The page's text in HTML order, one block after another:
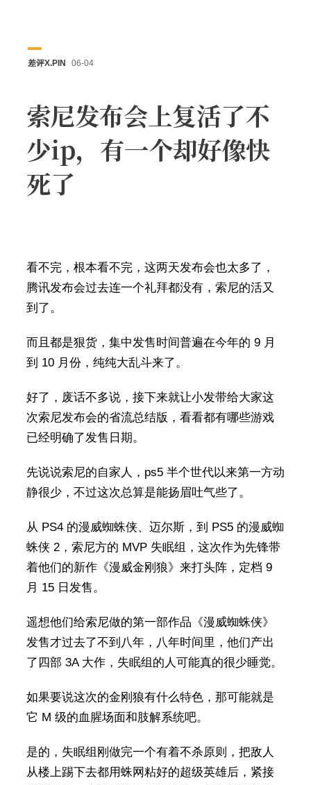
差评X.PIN 06-04
索尼发布会上复活了不
少ip，有一个却好像快
死了
看不完，根本看不完，这两天发布会也太多了，
腾讯发布会过去连一个礼拜都没有，索尼的活又
到了。
而且都是狠货，集中发售时间普遍在今年的 9 月
到 10 月份，纯纯大乱斗来了。
好了，废话不多说，接下来就让小发带给大家这
次索尼发布会的省流总结版，看看都有哪些游戏
已经明确了发售日期。
先说说索尼的自家人，ps5 半个世代以来第一方动
静很少，不过这次总算是能扬眉吐气些了。
从 PS4 的漫威蜘蛛侠、迈尔斯，到 PS5 的漫威蜘
蛛侠 2，索尼方的 MVP 失眠组，这次作为先锋带
着他们的新作《漫威金刚狼》来打头阵，定档 9
月 15 日发售。
遥想他们给索尼做的第一部作品《漫威蜘蛛侠》
发售才过去了不到八年，八年时间里，他们产出
了四部 3A 大作，失眠组的人可能真的很少睡觉。
如果要说这次的金刚狼有什么特色，那可能就是
它 M 级的血腥场面和肢解系统吧。
是的，失眠组刚做完一个有着不杀原则，把敌人
从楼上踢下去都用蛛网粘好的超级英雄后，紧接